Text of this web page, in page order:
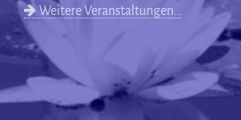
Weitere Veranstaltungen…